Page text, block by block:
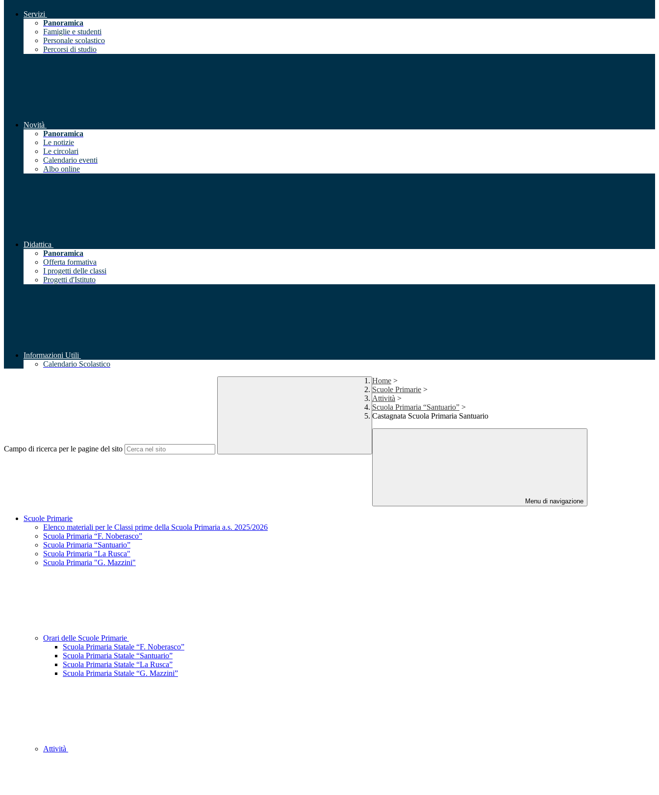
Servizi
Panoramica
Famiglie e studenti
Personale scolastico
Percorsi di studio
Novità
Panoramica
Le notizie
Le circolari
Calendario eventi
Albo online
Didattica
Panoramica
Offerta formativa
I progetti delle classi
Progetti d'Istituto
Informazioni Utili
Calendario Scolastico
Campo di ricerca per le pagine del sito
Home >
Scuole Primarie >
Attività >
Scuola Primaria “Santuario” >
Castagnata Scuola Primaria Santuario
Menu di navigazione
Scuole Primarie
Elenco materiali per le Classi prime della Scuola Primaria a.s. 2025/2026
Scuola Primaria “F. Noberasco”
Scuola Primaria “Santuario”
Scuola Primaria "La Rusca"
Scuola Primaria "G. Mazzini"
Orari delle Scuole Primarie
Scuola Primaria Statale “F. Noberasco”
Scuola Primaria Statale “Santuario”
Scuola Primaria Statale “La Rusca”
Scuola Primaria Statale “G. Mazzini”
Attività